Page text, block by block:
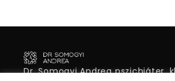
Dr. Somogyi Andrea pszichiáter,